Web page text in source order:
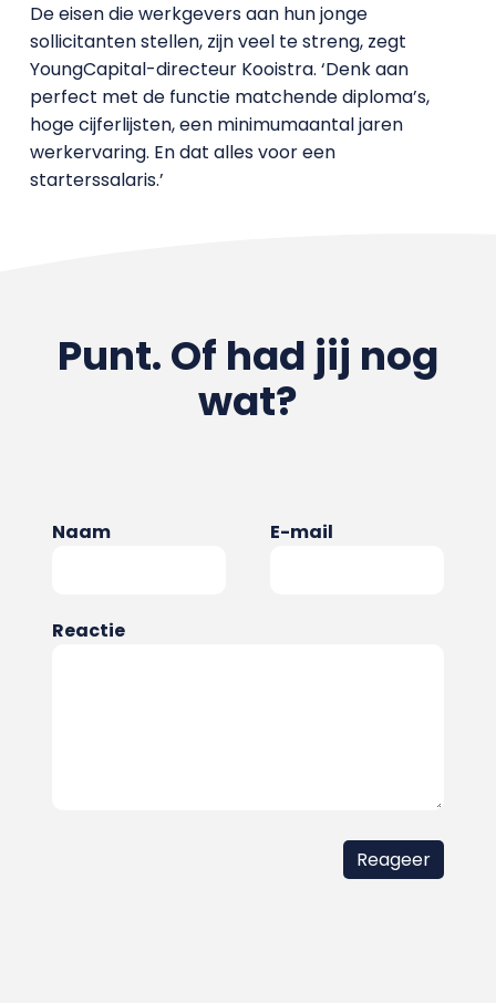
De eisen die werkgevers aan hun jonge
sollicitanten stellen, zijn veel te streng, zegt
YoungCapital-directeur Kooistra. ‘Denk aan
perfect met de functie matchende diploma’s,
hoge cijferlijsten, een minimumaantal jaren
werkervaring. En dat alles voor een
starterssalaris.’
Punt. Of had jij nog
wat?
Naam E-mail
Reactie